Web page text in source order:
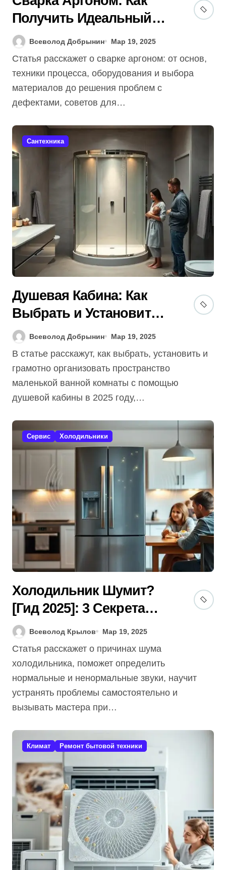
Получить Идеальный
Шов (Гид + 7 Советов)
[2025]
Всеволод Добрынин Мар 19, 2025
Статья расскажет о сварке аргоном: от основ,
техники процесса, оборудования и выбора
материалов до решения проблем с
дефектами, советов для…
Сантехника
Душевая Кабина: Как
Выбрать и Установить
[Гид 2025] Для
Маленькой Ванной? 7
Советов!
Всеволод Добрынин Мар 19, 2025
В статье расскажут, как выбрать, установить и
грамотно организовать пространство
маленькой ванной комнаты с помощью
душевой кабины в 2025 году,…
Сервис Холодильники
Холодильник Шумит?
[Гид 2025]: 3 Секрета
Тихой Работы и Ремонт!
Всеволод Крылов Мар 19, 2025
Статья расскажет о причинах шума
холодильника, поможет определить
нормальные и ненормальные звуки, научит
устранять проблемы самостоятельно и
вызывать мастера при…
Климат Ремонт бытовой техники